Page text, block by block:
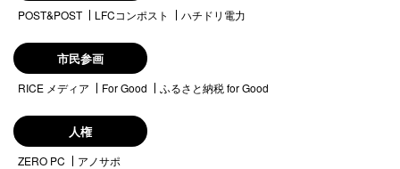
POST&POST LFCコンポスト ハチドリ電力
市民参画
RICE メディア For Good ふるさと納税 for Good
人権
ZERO PC アノサポ